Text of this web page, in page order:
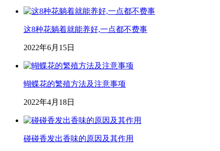
这8种花躺着就能养好,一点都不费事
2022年6月15日
蝴蝶花的繁殖方法及注意事项
2022年4月18日
碰碰香发出香味的原因及其作用